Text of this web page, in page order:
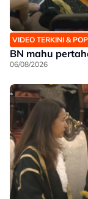
VIDEO TERKINI &
BN mahu
06/08/2026